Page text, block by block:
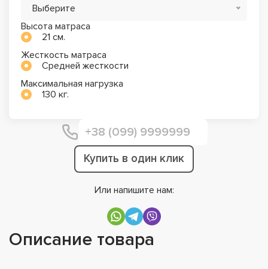
Выберите
Высота матраса
21 см.
Жесткость матраса
Средней жесткости
Максимальная нагрузка
130 кг.
Купить в один клик
Или напишите нам:
Описание товара